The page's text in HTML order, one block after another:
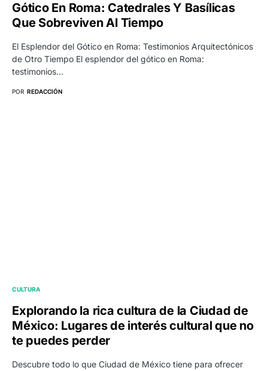
Gótico En Roma: Catedrales Y Basílicas
Que Sobreviven Al Tiempo
El Esplendor del Gótico en Roma: Testimonios Arquitectónicos
de Otro Tiempo El esplendor del gótico en Roma:
testimonios…
POR REDACCIÓN
CULTURA
Explorando la rica cultura de la Ciudad de
México: Lugares de interés cultural que no
te puedes perder
Descubre todo lo que Ciudad de México tiene para ofrecer